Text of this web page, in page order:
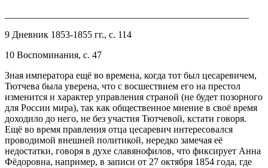
9 Дневник 1853-1855 гг., с. 114
10 Воспоминания, с. 47
Зная императора ещё во времена, когда тот был цесаревичем,
Тютчева была уверена, что с восшествием его на престол
изменится и характер управления страной (не будет позорного
для России мира), так как общественное мнение в своё время
доходило до него, не без участия Тютчевой, кстати говоря.
Ещё во время правления отца цесаревич интересовался
проводимой внешней политикой, нередко замечая её
недостатки, говоря в духе славянофилов, что фиксирует Анна
Фёдоровна, например, в записи от 27 октября 1854 года, где